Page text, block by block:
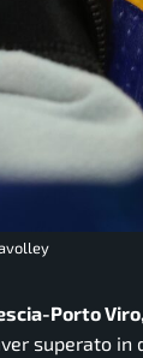
Porto
superato